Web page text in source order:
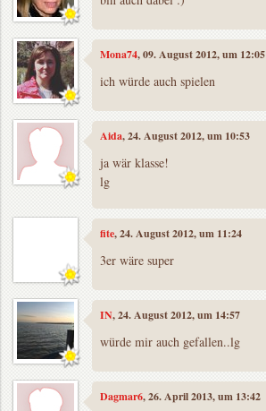
Mona74, 09. August 2012, um 12:05
ich würde auch spielen
Aida, 24. August 2012, um 10:53
ja wär klasse!
lg
fite, 24. August 2012, um 11:24
3er wäre super
IN, 24. August 2012, um 14:57
würde mir auch gefallen..lg
Dagmar6, 26. April 2013, um 13:42